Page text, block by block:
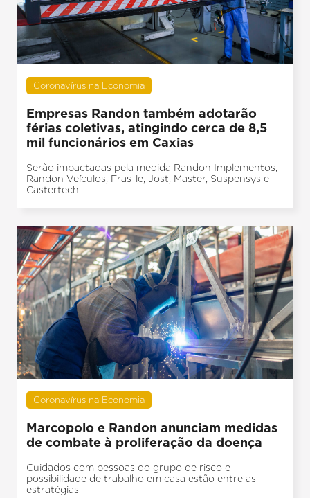
Coronavírus na Economia
Empresas Randon também adotarão
férias coletivas, atingindo cerca de 8,5
mil funcionários em Caxias
Serão impactadas pela medida Randon Implementos,
Randon Veículos, Fras-le, Jost, Master, Suspensys e
Castertech
Coronavírus na Economia
Marcopolo e Randon anunciam medidas
de combate à proliferação da doença
Cuidados com pessoas do grupo de risco e
possibilidade de trabalho em casa estão entre as
estratégias